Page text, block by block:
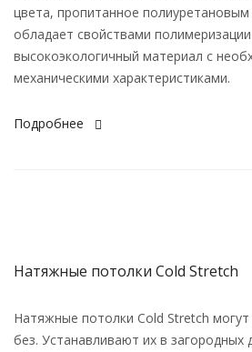
цвета, пропитанное
обладает свойствами
высокоэкологичный материал с
механическими характеристиками.
Подробнее
Натяжные потолки Cold Stretch
Натяжные потолки Cold Stretch
без. Устанавливают их в загородных